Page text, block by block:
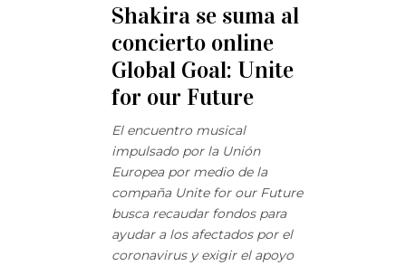
Shakira se suma al
concierto online
Global Goal: Unite
for our Future
El encuentro musical
impulsado por la Unión
Europea por medio de la
compaña Unite for our Future
busca recaudar fondos para
ayudar a los afectados por el
coronavirus y exigir el apoyo